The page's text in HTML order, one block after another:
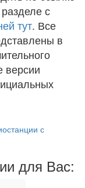
с
тут. Все
в
версии
с
для Вас: